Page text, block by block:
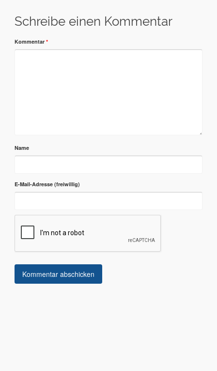
Schreibe einen Kommentar
Kommentar *
Name
E-Mail-Adresse